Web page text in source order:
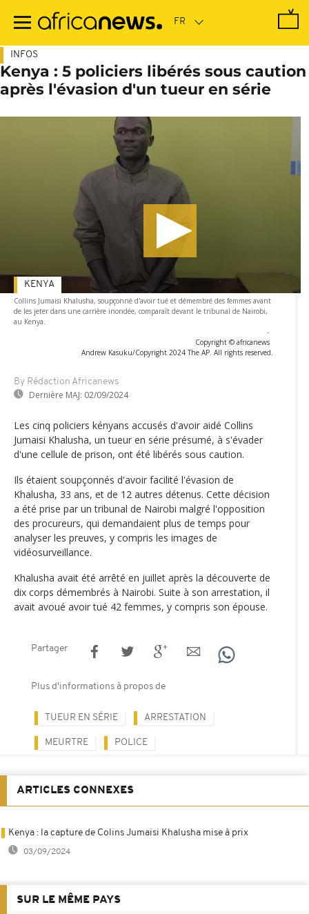
contenu
INFOS
Kenya : 5 policiers libérés sous caution
après l'évasion d'un tueur en série
Collins Jumaisi Khalusha, soupçonné d'avoir tué et démembré des femmes avant
de les jeter dans une carrière inondée, comparaît devant le tribunal de Nairobi,
au Kenya.
-
Copyright © africanews
Andrew Kasuku/Copyright 2024 The AP. All rights reserved.
By Rédaction Africanews
Dernière MAJ: 02/09/2024
KENYA
Les cinq policiers kényans accusés d'avoir aidé Collins
Jumaisi Khalusha, un tueur en série présumé, à s'évader
d'une cellule de prison, ont été libérés sous caution.
Ils étaient soupçonnés d'avoir facilité l'évasion de
Khalusha, 33 ans, et de 12 autres détenus. Cette décision
a été prise par un tribunal de Nairobi malgré l'opposition
des procureurs, qui demandaient plus de temps pour
analyser les preuves, y compris les images de
vidéosurveillance.
Khalusha avait été arrêté en juillet après la découverte de
dix corps démembrés à Nairobi. Suite à son arrestation, il
avait avoué avoir tué 42 femmes, y compris son épouse.
Partager
Plus d'informations à propos de
TUEUR EN SÉRIE ARRESTATION
MEURTRE POLICE
ARTICLES CONNEXES
Kenya : la capture de Colins Jumaisi Khalusha mise à prix
03/09/2024
SUR LE MÊME PAYS